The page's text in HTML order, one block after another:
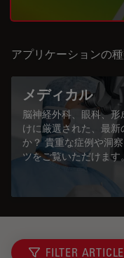
アプリケーションの
メディカル
脳神経外科、眼科、
けに厳選された、最
か？ 貴重な症例や洞
ツをご覧いただけます
FILTER